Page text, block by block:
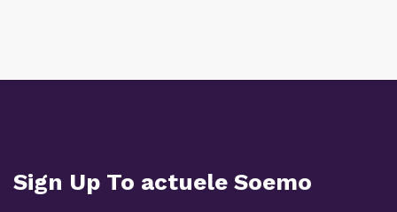
Sign Up To actuele Soemo